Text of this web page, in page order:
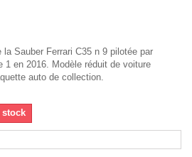
Sauber Ferrari C35 n 9 pilotée par
1 en 2016. Modèle réduit de voiture
auto de collection.
stock